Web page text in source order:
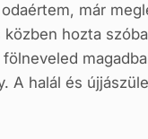
már
hozta
A halál és